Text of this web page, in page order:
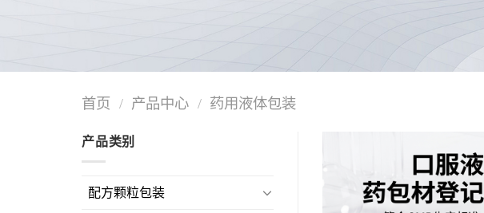
首页 / 产品中心 / 药用液体包装
产品类别
配方颗粒包装